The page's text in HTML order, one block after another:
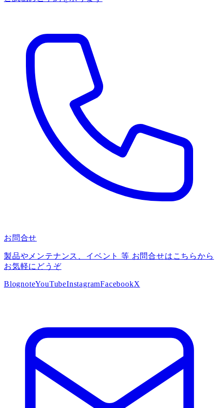
お問合せ
製品やメンテナンス、イベント 等 お問合せはこちらから
お気軽にどうぞ
BlognoteYouTubeInstagramFacebookX